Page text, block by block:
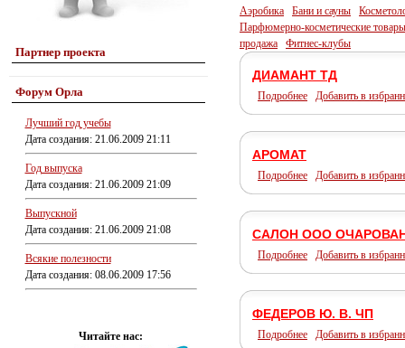
Партнер проекта
Форум Орла
Лучший год учебы
Дата создания: 21.06.2009 21:11
Год выпуска
Дата создания: 21.06.2009 21:09
Выпускной
Дата создания: 21.06.2009 21:08
Всякие полезности
Дата создания: 08.06.2009 17:56
Читайте нас:
Аэробика Бани и сауны
Парфюмерно-косметические
продажа
Фитнес-клубы
ДИАМАНТ ТД
Подробнее Добавить в
АРОМАТ
Подробнее Добавить в
САЛОН ООО
Подробнее Добавить в
ФЕДЕРОВ Ю. В. ЧП
Подробнее Добавить в